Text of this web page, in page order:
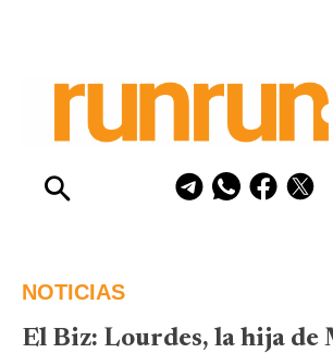
NOTICIAS
El Biz: Lourdes, la hija de